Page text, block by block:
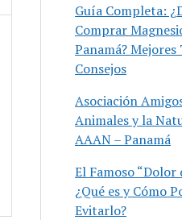
Guía Completa:
Comprar
Panamá? Mejores
Consejos
Asociación
Animales y la
AAAN – Panamá
El Famoso “Dolor
¿Qué es y Cómo
Evitarlo?